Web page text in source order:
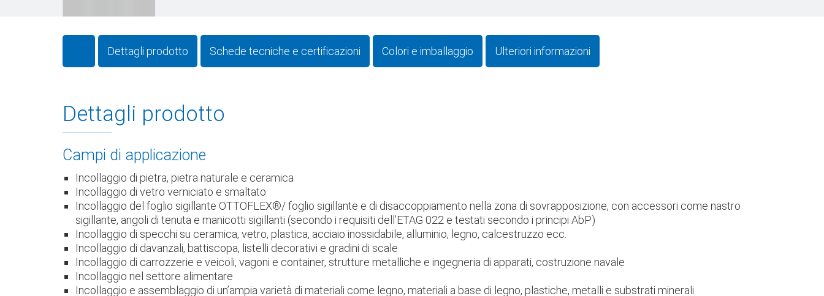
Dettagli prodotto Schede tecniche e certificazioni Colori e imballaggio Ulteriori informazioni
Dettagli prodotto
Campi di applicazione
Incollaggio di pietra, pietra naturale e ceramica
Incollaggio di vetro verniciato e smaltato
Incollaggio del foglio sigillante OTTOFLEX®/ foglio sigillante e di disaccoppiamento nella zona di sovrapposizione, con accessori come nastro
sigillante, angoli di tenuta e manicotti sigillanti (secondo i requisiti dell’ETAG 022 e testati secondo i principi AbP)
Incollaggio di specchi su ceramica, vetro, plastica, acciaio inossidabile, alluminio, legno, calcestruzzo ecc.
Incollaggio di davanzali, battiscopa, listelli decorativi e gradini di scale
Incollaggio di carrozzerie e veicoli, vagoni e container, strutture metalliche e ingegneria di apparati, costruzione navale
Incollaggio nel settore alimentare
Incollaggio e assemblaggio di un’ampia varietà di materiali come legno, materiali a base di legno, plastiche, metalli e substrati minerali